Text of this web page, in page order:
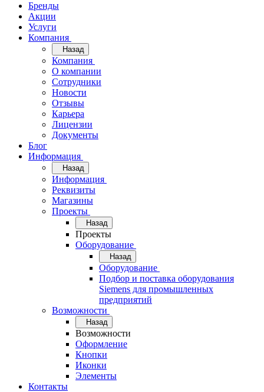
Бренды
Акции
Услуги
Компания
Назад
Компания
О компании
Сотрудники
Новости
Отзывы
Карьера
Лицензии
Документы
Блог
Информация
Назад
Информация
Реквизиты
Магазины
Проекты
Назад
Проекты
Оборудование
Назад
Оборудование
Подбор и поставка оборудования
Siemens для промышленных
предприятий
Возможности
Назад
Возможности
Оформление
Кнопки
Иконки
Элементы
Контакты